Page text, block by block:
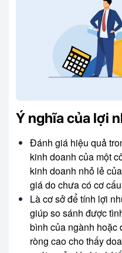
Ý nghĩa của lợi
Đánh giá hiệu quả
kinh doanh của một
kinh doanh nhỏ lẻ
giá do chưa có cơ
Là cơ sở để tính lợi
giúp so sánh được
bình của ngành hoặc
ròng cao cho thấy